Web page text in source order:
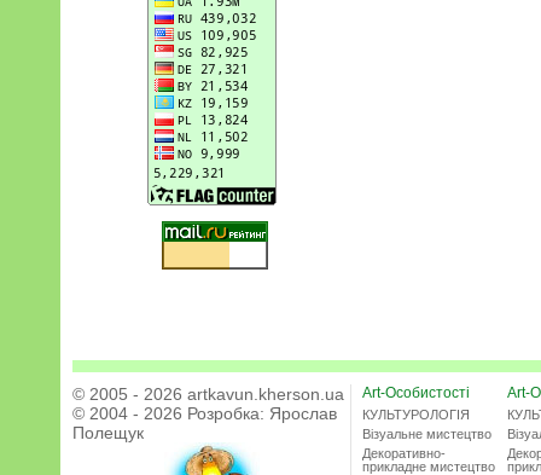
© 2005 - 2026 artkavun.kherson.ua
© 2004 - 2026 Розробка: Ярослав
Полещук
Art-Особистості
КУЛЬТУРОЛОГІЯ
Візуальне мистецтво
Декоративно-
прикладне мистецтво
Art-